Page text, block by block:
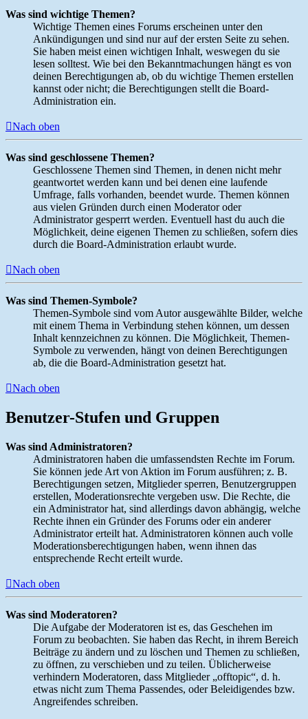
Was sind wichtige Themen?
Wichtige Themen eines Forums erscheinen unter den
Ankündigungen und sind nur auf der ersten Seite zu sehen.
Sie haben meist einen wichtigen Inhalt, weswegen du sie
lesen solltest. Wie bei den Bekanntmachungen hängt es von
deinen Berechtigungen ab, ob du wichtige Themen erstellen
kannst oder nicht; die Berechtigungen stellt die Board-
Administration ein.
Nach oben
Was sind geschlossene Themen?
Geschlossene Themen sind Themen, in denen nicht mehr
geantwortet werden kann und bei denen eine laufende
Umfrage, falls vorhanden, beendet wurde. Themen können
aus vielen Gründen durch einen Moderator oder
Administrator gesperrt werden. Eventuell hast du auch die
Möglichkeit, deine eigenen Themen zu schließen, sofern dies
durch die Board-Administration erlaubt wurde.
Nach oben
Was sind Themen-Symbole?
Themen-Symbole sind vom Autor ausgewählte Bilder, welche
mit einem Thema in Verbindung stehen können, um dessen
Inhalt kennzeichnen zu können. Die Möglichkeit, Themen-
Symbole zu verwenden, hängt von deinen Berechtigungen
ab, die die Board-Administration gesetzt hat.
Nach oben
Benutzer-Stufen und Gruppen
Was sind Administratoren?
Administratoren haben die umfassendsten Rechte im Forum.
Sie können jede Art von Aktion im Forum ausführen; z. B.
Berechtigungen setzen, Mitglieder sperren, Benutzergruppen
erstellen, Moderationsrechte vergeben usw. Die Rechte, die
ein Administrator hat, sind allerdings davon abhängig, welche
Rechte ihnen ein Gründer des Forums oder ein anderer
Administrator erteilt hat. Administratoren können auch volle
Moderationsberechtigungen haben, wenn ihnen das
entsprechende Recht erteilt wurde.
Nach oben
Was sind Moderatoren?
Die Aufgabe der Moderatoren ist es, das Geschehen im
Forum zu beobachten. Sie haben das Recht, in ihrem Bereich
Beiträge zu ändern und zu löschen und Themen zu schließen,
zu öffnen, zu verschieben und zu teilen. Üblicherweise
verhindern Moderatoren, dass Mitglieder „offtopic“, d. h.
etwas nicht zum Thema Passendes, oder Beleidigendes bzw.
Angreifendes schreiben.